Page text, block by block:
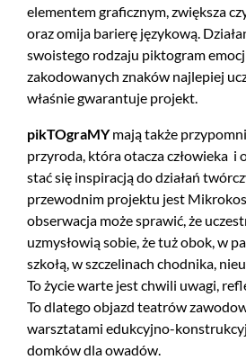
elementem graficznym, zwiększa
oraz omija barierę językową.
swoistego rodzaju piktogram
zakodowanych znaków najlepiej
właśnie gwarantuje projekt.
pikTOgraMYmają także
przyroda, która otacza człowieka i
stać się inspiracją do działań
przewodnim projektu jest
obserwacja może sprawić, że
uzmysłowią sobie, że tuż obok, w
szkołą, w szczelinach chodnika,
To życie warte jest chwili uwagi,
To dlatego objazd teatrów
warsztatami edukcyjno-
domków dla owadów.